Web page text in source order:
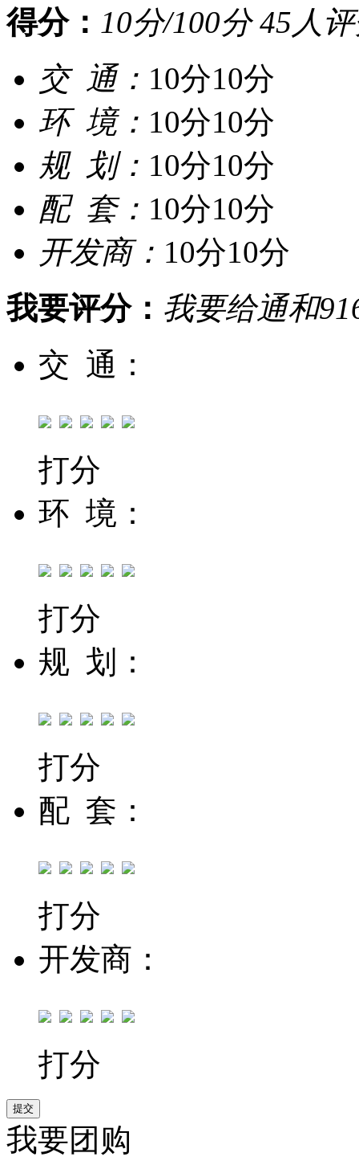
得分： 10分/100分 45人
交 通： 10分10分
环 境： 10分10分
规 划： 10分10分
配 套： 10分10分
开发商： 10分10分
我要评分： 我要给通和
交 通：
打分
环 境：
打分
规 划：
打分
配 套：
打分
开发商：
打分
我要团购